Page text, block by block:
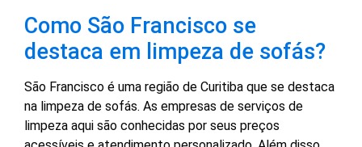
Como São Francisco se
destaca em limpeza de sofás?
São Francisco é uma região de Curitiba que se destaca
na limpeza de sofás. As empresas de serviços de
limpeza aqui são conhecidas por seus preços